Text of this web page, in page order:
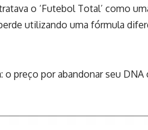
o ‘Futebol Total’ como
utilizando uma fórmula
preço por abandonar seu DNA